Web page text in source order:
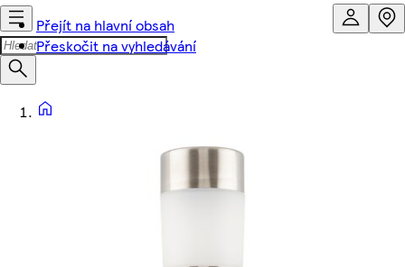
Přejít na hlavní obsah
Přeskočit na vyhledávání